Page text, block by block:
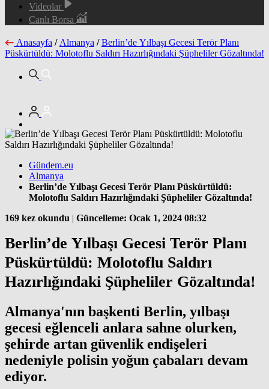
Videolar
Canlı Borsa
Anasayfa / Almanya / Berlin’de Yılbaşı Gecesi Terör Planı
Püskürtüldü: Molotoflu Saldırı Hazırlığındaki Şüpheliler Gözaltında!
Gündem.eu
Almanya
Berlin’de Yılbaşı Gecesi Terör Planı Püskürtüldü:
Molotoflu Saldırı Hazırlığındaki Şüpheliler Gözaltında!
169 kez okundu | Güncelleme: Ocak 1, 2024 08:32
Berlin’de Yılbaşı Gecesi Terör Planı
Püskürtüldü: Molotoflu Saldırı
Hazırlığındaki Şüpheliler Gözaltında!
Almanya'nın başkenti Berlin, yılbaşı
gecesi eğlenceli anlara sahne olurken,
şehirde artan güvenlik endişeleri
nedeniyle polisin yoğun çabaları devam
ediyor.